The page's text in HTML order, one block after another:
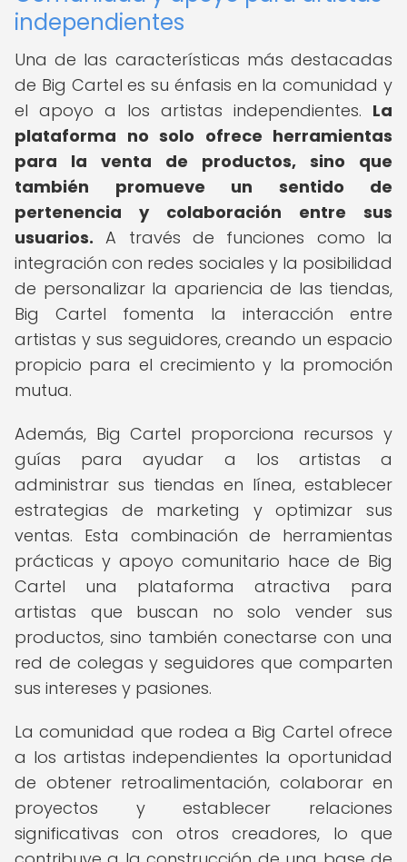
independientes
Una de las características más destacadas
de Big Cartel es su énfasis en la comunidad y
el apoyo a los artistas independientes. La
plataforma no solo ofrece herramientas
para la venta de productos, sino que
también promueve un sentido de
pertenencia y colaboración entre sus
usuarios. A través de funciones como la
integración con redes sociales y la posibilidad
de personalizar la apariencia de las tiendas,
Big Cartel fomenta la interacción entre
artistas y sus seguidores, creando un espacio
propicio para el crecimiento y la promoción
mutua.
Además, Big Cartel proporciona recursos y
guías para ayudar a los artistas a
administrar sus tiendas en línea, establecer
estrategias de marketing y optimizar sus
ventas. Esta combinación de herramientas
prácticas y apoyo comunitario hace de Big
Cartel una plataforma atractiva para
artistas que buscan no solo vender sus
productos, sino también conectarse con una
red de colegas y seguidores que comparten
sus intereses y pasiones.
La comunidad que rodea a Big Cartel ofrece
a los artistas independientes la oportunidad
de obtener retroalimentación, colaborar en
proyectos y establecer relaciones
significativas con otros creadores, lo que